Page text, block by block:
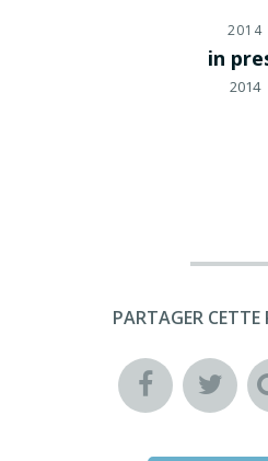
2014
in
2014
PARTAGER